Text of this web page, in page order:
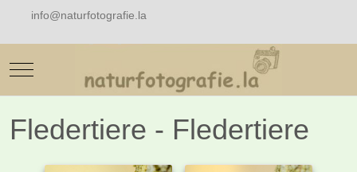
info@naturfotografie.la
Mobile Menu Toggle
Fledertiere - Fledertiere